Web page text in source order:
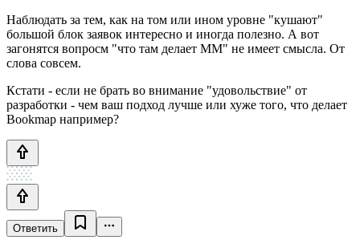
Наблюдать за тем, как на том или ином уровне "кушают"
большой блок заявок интересно и иногда полезно. А вот
загонятся вопросм "что там делает ММ" не имеет смысла. От
слова совсем.
Кстати - если не брать во внимание "удовольствие" от
разработки - чем ваш подход лучше или хуже того, что делает
Bookmap например?
Ответить